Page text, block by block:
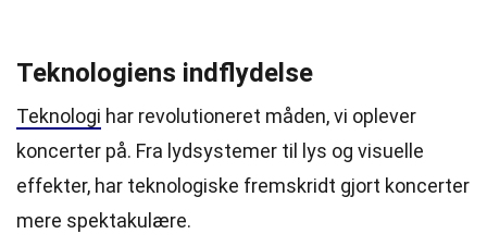
Teknologiens indflydelse
Teknologi har revolutioneret måden, vi oplever
koncerter på. Fra lydsystemer til lys og visuelle
effekter, har teknologiske fremskridt gjort koncerter
mere spektakulære.